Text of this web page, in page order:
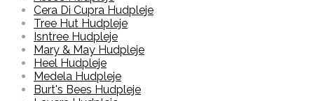
Cera Di Cupra Hudpleje
Tree Hut Hudpleje
Isntree Hudpleje
Mary & May Hudpleje
Heel Hudpleje
Medela Hudpleje
Burt's Bees Hudpleje